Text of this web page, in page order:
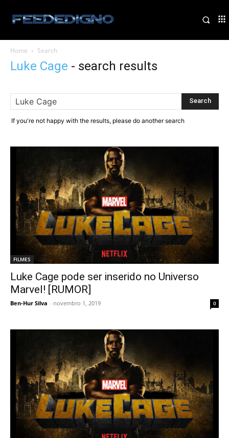
Home Search
Luke Cage - search results
If you're not happy with the results, please do another search
FILMES
Luke Cage pode ser inserido no Universo
Marvel! [RUMOR]
Ben-Hur Silva - novembro 1, 2019 0